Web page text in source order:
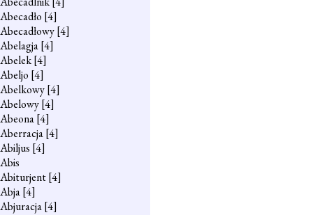
Abecadło [4]
Abecadłowy[4]
Abelagja[4]
Abelek[4]
Abeljo [4]
Abelkowy[4]
Abelowy[4]
Abeona[4]
Aberracja[4]
Abiljus [4]
Abis
Abiturjent[4]
Abja[4]
Abjuracja[4]